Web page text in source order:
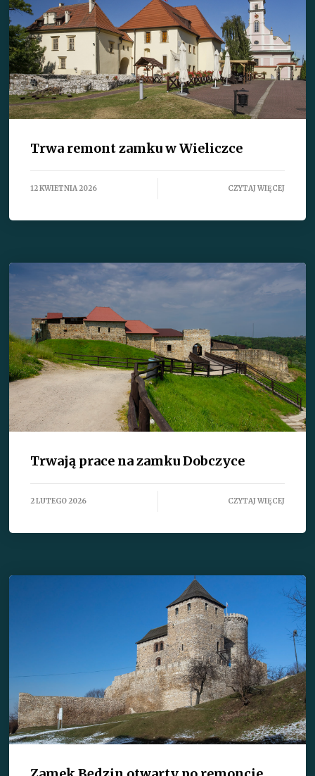
Trwa remont zamku w Wieliczce
12 KWIETNIA 2026 CZYTAJ WIĘCEJ
Trwają prace na zamku Dobczyce
2 LUTEGO 2026 CZYTAJ WIĘCEJ